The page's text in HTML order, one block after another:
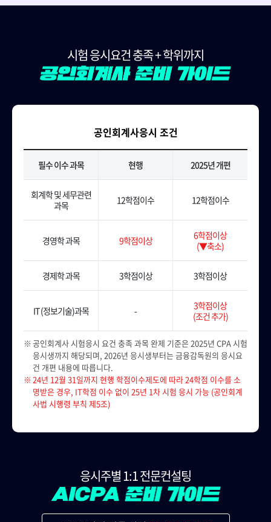
시험 응시요건 충족 + 학위까지
공인회계사응시 조건
필수 이수 과목 현행 2025년 개편
회계학 및 세무관련
과목
12학점이수 12학점이수
경영학 과목 9학점이상
6학점이상
(▼축소)
경제학 과목 3학점이상 3학점이상
IT (정보기술)과목 -
3학점이상
(조건 추가)
공인회계사 시험응시 요건 충족 과목 완제 기준은 2025년 CPA 시험
응시생까지 해당되며, 2026년 응시생부터는 금융감독원의 응시요
건 개편 내용에 따릅니다.
24년 12월 31일까지 현행 학점이수제도에 따라 24학점 이수를 소
명받은 경우, IT학점 이수 없이 25년 1차 시험 응시 가능 (공인회계
사법 시행령 부칙 제5조)
응시주별 1:1 전문컨설팅